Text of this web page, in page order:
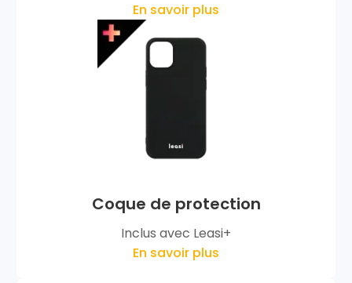
En savoir plus
Coque de protection
Inclus avec Leasi+
En savoir plus